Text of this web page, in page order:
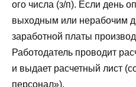
ого числа (з/п). Если день
выходным или нерабочим
заработной платы
Работодатель проводит
и выдает расчетный лист
персонал»).